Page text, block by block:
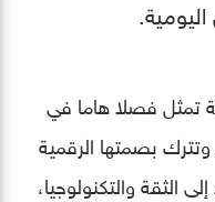
تمثل فصلا هاما في
وتترك بصمتها الرقمية
الثقة والتكنولوجيا،